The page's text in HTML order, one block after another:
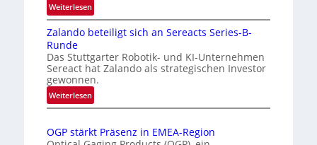
n
e
k
n
n
a
t
s
r
e
Weiterlesen:
I
n
e
r
n
a
o
Zalando beteiligt sich an Sereacts Series-B-
Runde
Das Stuttgarter Robotik- und KI-Unternehmen
Sereact hat Zalando als strategischen Investor
gewonnen.
Weiterlesen:
Z
l
OGP stärkt Präsenz in EMEA-Region